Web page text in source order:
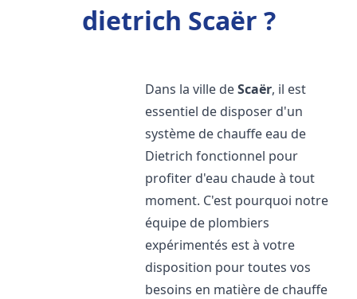
dietrich Scaër ?
Dans la ville deScaër, il est
essentiel de disposer d'un
système de chauffe eau de
Dietrich fonctionnel pour
profiter d'eau chaude à tout
moment. C'est pourquoi notre
équipe de plombiers
expérimentés est à votre
disposition pour toutes vos
besoins en matière de chauffe